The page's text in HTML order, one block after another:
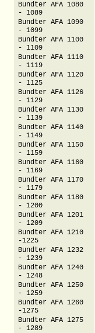
Bundter AFA 1080
- 1089
Bundter AFA 1090
- 1099
Bundter AFA 1100
- 1109
Bundter AFA 1110
- 1119
Bundter AFA 1120
- 1125
Bundter AFA 1126
- 1129
Bundter AFA 1130
- 1139
Bundter AFA 1140
- 1149
Bundter AFA 1150
- 1159
Bundter AFA 1160
- 1169
Bundter AFA 1170
- 1179
Bundter AFA 1180
- 1200
Bundter AFA 1201
- 1209
Bundter AFA 1210
-1225
Bundter AFA 1232
- 1239
Bundter AFA 1240
- 1248
Bundter AFA 1250
- 1259
Bundter AFA 1260
-1275
Bundter AFA 1275
- 1289